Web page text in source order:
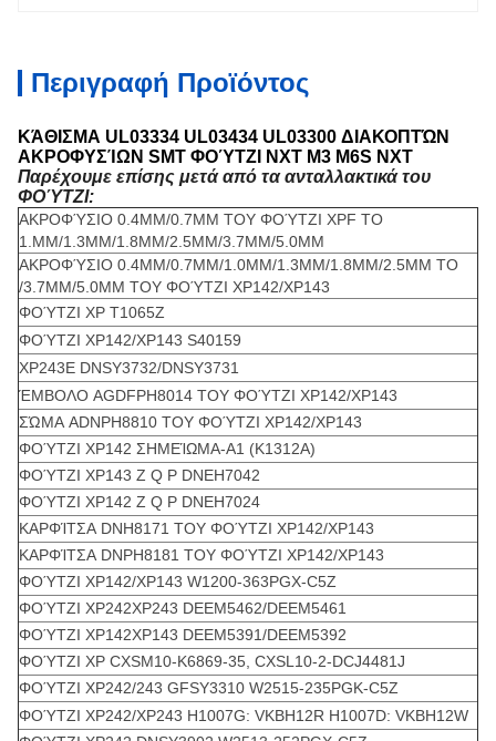
Περιγραφή Προϊόντος
ΚΆΘΙΣΜΑ UL03334 UL03434 UL03300 ΔΙΑΚΟΠΤΏΝ
ΑΚΡΟΦΥΣΊΩΝ SMT ΦΟΎΤΖΙ NXT Μ3 M6S NXT
Παρέχουμε επίσης μετά από τα ανταλλακτικά του
ΦΟΎΤΖΙ:
ΑΚΡΟΦΎΣΙΟ 0.4MM/0.7MM ΤΟΥ ΦΟΎΤΖΙ XPF ΤΟ
1.MM/1.3MM/1.8MM/2.5MM/3.7MM/5.0MM
ΑΚΡΟΦΎΣΙΟ 0.4MM/0.7MM/1.0MM/1.3MM/1.8MM/2.5MM ΤΟ
/3.7MM/5.0MM ΤΟΥ ΦΟΎΤΖΙ XP142/XP143
ΦΟΎΤΖΙ XP T1065Z
ΦΟΎΤΖΙ XP142/XP143 S40159
XP243E DNSY3732/DNSY3731
ΈΜΒΟΛΟ AGDFPH8014 ΤΟΥ ΦΟΎΤΖΙ XP142/XP143
ΣΏΜΑ ADNPH8810 ΤΟΥ ΦΟΎΤΖΙ XP142/XP143
ΦΟΎΤΖΙ XP142 ΣΗΜΕΊΩΜΑ-Α1 (K1312A)
ΦΟΎΤΖΙ XP143 Ζ Q Ρ DNEH7042
ΦΟΎΤΖΙ XP142 Ζ Q Ρ DNEH7024
ΚΑΡΦΊΤΣΑ DNH8171 ΤΟΥ ΦΟΎΤΖΙ XP142/XP143
ΚΑΡΦΊΤΣΑ DNPH8181 ΤΟΥ ΦΟΎΤΖΙ XP142/XP143
ΦΟΎΤΖΙ XP142/XP143 W1200-363PGX-C5Z
ΦΟΎΤΖΙ XP242XP243 DEEM5462/DEEM5461
ΦΟΎΤΖΙ XP142XP143 DEEM5391/DEEM5392
ΦΟΎΤΖΙ XP CXSM10-K6869-35, CXSL10-2-DCJ4481J
ΦΟΎΤΖΙ XP242/243 GFSY3310 W2515-235PGK-C5Z
ΦΟΎΤΖΙ XP242/XP243 H1007G: VKBH12R H1007D: VKBH12W